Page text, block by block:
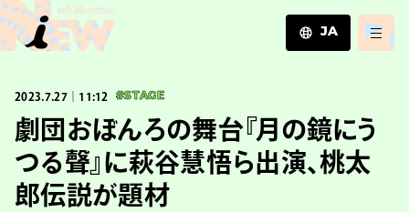
JA
ZH
2023.7.27｜11:12 #STAGE
劇団おぼんろの舞台『月の鏡にう
つる聲』に萩谷慧悟ら出演、桃太
郎伝説が題材